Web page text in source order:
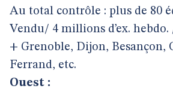
Au total contrôle : plus de 80
Vendu/ 4 millions d’ex.
+ Grenoble, Dijon, Besançon,
Ferrand, etc.
Ouest :